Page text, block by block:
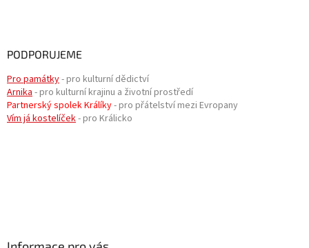
PODPORUJEME
Pro památky- pro kulturní dědictví
Arnika- pro kulturní krajinu a životní prostředí
Partnerský spolek Králíky- pro přátelství mezi Evropany
Vím já kostelíček- pro Králicko